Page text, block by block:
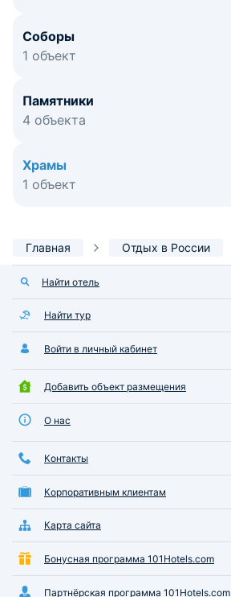
Соборы
1 объект
Памятники
4 объекта
Храмы
1 объект
Главная Отдых в России
Найти отель
Найти тур
Войти в личный кабинет
Добавить объект размещения
О нас
Контакты
Корпоративным клиентам
Карта сайта
Бонусная программа 101Hotels.com
Партнёрская программа 101Hotels.com